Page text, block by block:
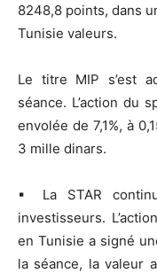
8248,8 points, dans
Tunisie valeurs.
Le titre MIP s’est
séance. L’action du
envolée de 7,1%, à
3 mille dinars.
▪ La STAR
investisseurs.
en Tunisie a signé
la séance, la valeur